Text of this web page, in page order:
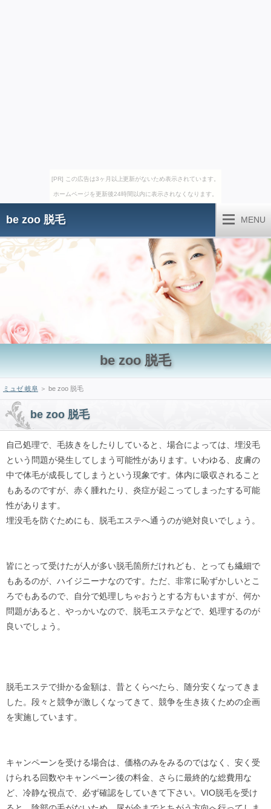
[PR] この広告は3ヶ月以上更新がないため表示されています。
ホームページを更新後24時間以内に表示されなくなります。
be zoo 脱毛 MENU
be zoo 脱毛
ミュゼ 岐阜＞ be zoo 脱毛
be zoo 脱毛
自己処理で、毛抜きをしたりしていると、場合によっては、埋没毛
という問題が発生してしまう可能性があります。いわゆる、皮膚の
中で体毛が成長してしまうという現象です。体内に吸収されること
もあるのですが、赤く腫れたり、炎症が起こってしまったする可能
性があります。
埋没毛を防ぐためにも、脱毛エステへ通うのが絶対良いでしょう。
皆にとって受けたが人が多い脱毛箇所だけれども、とっても繊細で
もあるのが、ハイジニーナなのです。ただ、非常に恥ずかしいとこ
ろでもあるので、自分で処理しちゃおうとする方もいますが、何か
問題があると、やっかいなので、脱毛エステなどで、処理するのが
良いでしょう。
脱毛エステで掛かる金額は、昔とくらべたら、随分安くなってきま
した。段々と競争が激しくなってきて、競争を生き抜くための企画
を実施しています。
キャンペーンを受ける場合は、価格のみをみるのではなく、安く受
けられる回数やキャンペーン後の料金、さらに最終的な総費用な
ど、冷静な視点で、必ず確認をしていきて下さい。VIO脱毛を受け